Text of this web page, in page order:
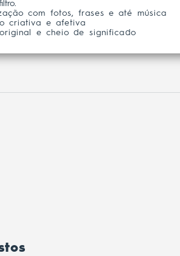
com fotos, frases e até música
criativa e afetiva
e cheio de significado